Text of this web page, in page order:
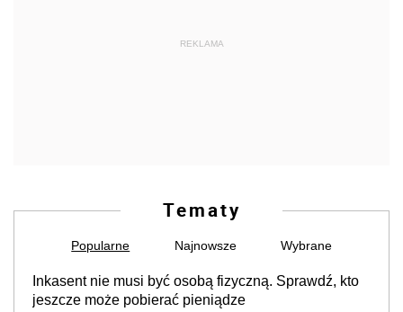
REKLAMA
Tematy
Popularne Najnowsze Wybrane
Inkasent nie musi być osobą fizyczną. Sprawdź, kto
jeszcze może pobierać pieniądze